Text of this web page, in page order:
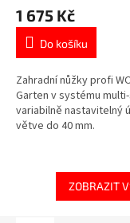
1 675 Kč
Do košíku
Zahradní nůžky profi
Garten v systému
variabilně nastavitelný
větve do 40 mm.
ZOBRAZIT